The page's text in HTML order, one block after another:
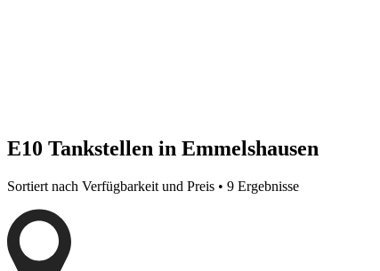
E10 Tankstellen in Emmelshausen
Sortiert nach Verfügbarkeit und Preis • 9 Ergebnisse